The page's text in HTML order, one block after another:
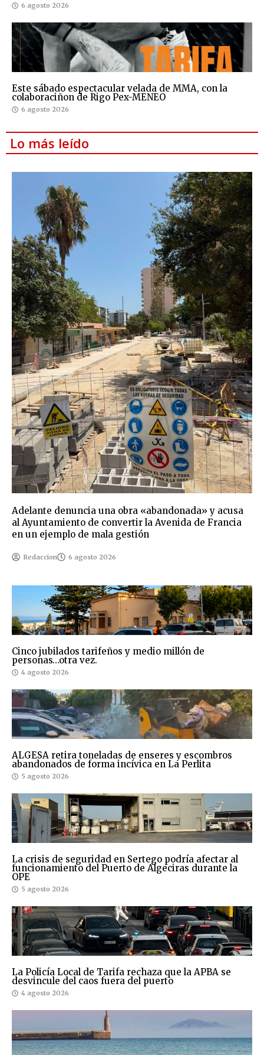
6 agosto 2026
Este sábado espectacular velada de MMA, con la
colaboraciñon de Rigo Pex-MENEO
6 agosto 2026
Lo más leído
Adelante denuncia una obra «abandonada» y acusa
al Ayuntamiento de convertir la Avenida de Francia
en un ejemplo de mala gestión
Redaccion 6 agosto 2026
Cinco jubilados tarifeños y medio millón de
personas…otra vez.
4 agosto 2026
ALGESA retira toneladas de enseres y escombros
abandonados de forma incívica en La Perlita
5 agosto 2026
La crisis de seguridad en Sertego podría afectar al
funcionamiento del Puerto de Algeciras durante la
OPE
5 agosto 2026
La Policía Local de Tarifa rechaza que la APBA se
desvincule del caos fuera del puerto
4 agosto 2026